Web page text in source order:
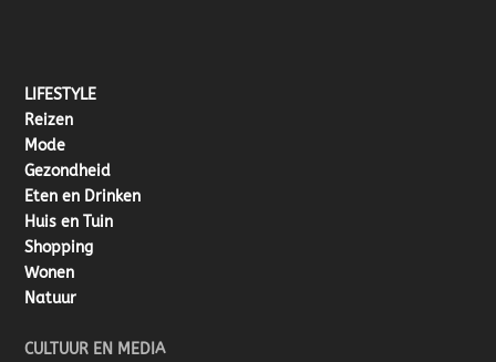
LIFESTYLE
Reizen
Mode
Gezondheid
Eten en Drinken
Huis en Tuin
Shopping
Wonen
Natuur
CULTUUR EN MEDIA